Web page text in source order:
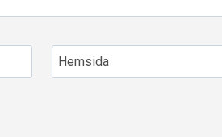
Hemsida